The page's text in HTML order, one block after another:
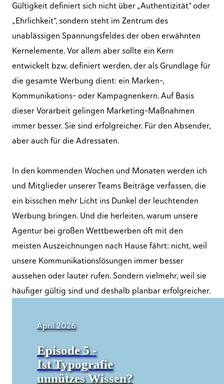
Gültigkeit definiert sich nicht über „Authentizität“ oder
„Ehrlichkeit“, sondern steht im Zentrum des
unablässigen Spannungsfeldes der oben erwähnten
Kernelemente. Vor allem aber sollte ein Kern
entwickelt bzw. definiert werden, der als Grundlage für
die gesamte Werbung dient: ein Marken-,
Kommunikations- oder Kampagnenkern. Auf Basis
dieser Vorarbeit gelingen Marketing-Maßnahmen
immer besser. Sie sind erfolgreicher. Für den Absender,
aber auch für die Adressaten.
In den kommenden Wochen und Monaten werden ich
und Mitglieder unserer Teams Beiträge verfassen, die
ein bisschen mehr Licht ins Dunkel der leuchtenden
Werbung bringen. Und die herleiten, warum unsere
Agentur bei großen Wettbewerben oft mit den
meisten Auszeichnungen nach Hause fährt: nicht, weil
unsere Kommunikationslösungen immer besser
aussehen oder lauter rufen. Sondern vielmehr, weil sie
häufiger gültig sind und deshalb planbar erfolgreicher.
April 2026
Episode 5 -
Ist Typografie
unnützes Wissen?